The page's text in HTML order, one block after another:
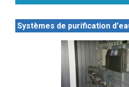
Systèmes de purification